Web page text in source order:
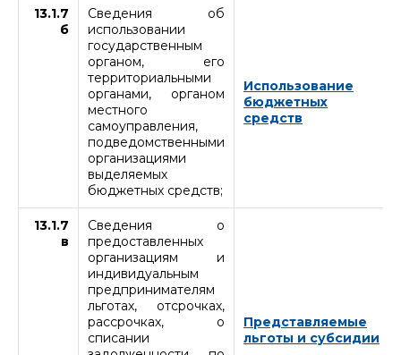
13.1.7
б
Сведения об
использовании
государственным
органом, его
территориальными
органами, органом
местного
самоуправления,
подведомственными
организациями
выделяемых
бюджетных средств;
Использование
бюджетных
средств
13.1.7
в
Сведения о
предоставленных
организациям и
индивидуальным
предпринимателям
льготах, отсрочках,
рассрочках, о
списании
Представляемые
льготы и субсидии